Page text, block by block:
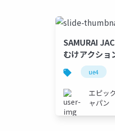
SAMURAI
むけアクショ
ックスに作っ
FEST
SUMMER】
ue4
エピッ
ャパン